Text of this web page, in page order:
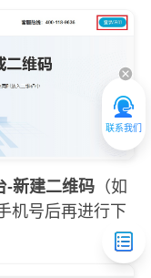
联系我们
-新建二维码 （如
机号后再进行下